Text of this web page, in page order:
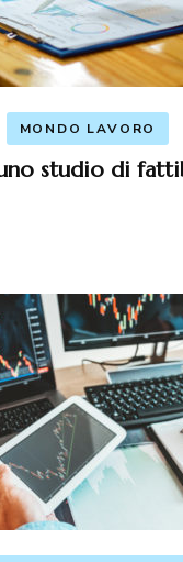
MONDO LAVORO
uno studio di